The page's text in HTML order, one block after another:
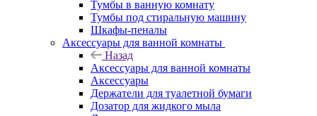
Тумбы в ванную комнату
Тумбы под стиральную машину
Шкафы-пеналы
Аксессуары для ванной комнаты
Назад
Аксессуары для ванной комнаты
Аксессуары
Держатели для туалетной бумаги
Дозатор для жидкого мыла